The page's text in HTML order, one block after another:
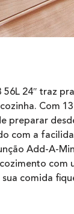
56L 24″ traz
Com
preparar
com a
Add-A-
com
comida